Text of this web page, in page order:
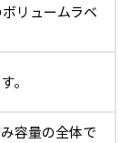
リュームラベ
。
容量の全体で